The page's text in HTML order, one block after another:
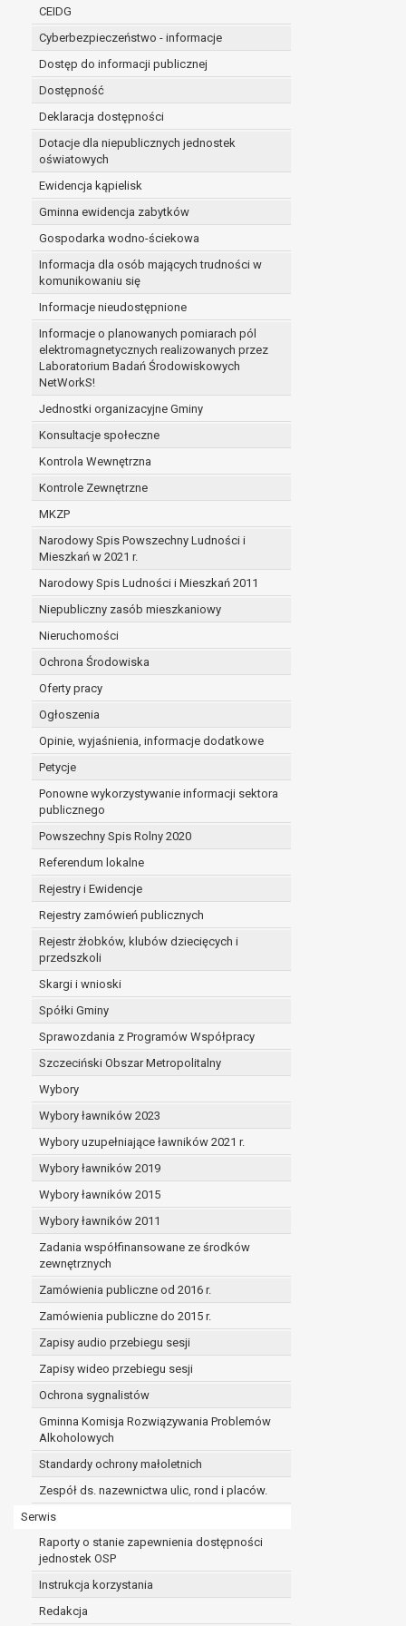
CEIDG
Cyberbezpieczeństwo - informacje
Dostęp do informacji publicznej
Dostępność
Deklaracja dostępności
Dotacje dla niepublicznych jednostek
oświatowych
Ewidencja kąpielisk
Gminna ewidencja zabytków
Gospodarka wodno-ściekowa
Informacja dla osób mających trudności w
komunikowaniu się
Informacje nieudostępnione
Informacje o planowanych pomiarach pól
elektromagnetycznych realizowanych przez
Laboratorium Badań Środowiskowych
NetWorkS!
Jednostki organizacyjne Gminy
Konsultacje społeczne
Kontrola Wewnętrzna
Kontrole Zewnętrzne
MKZP
Narodowy Spis Powszechny Ludności i
Mieszkań w 2021 r.
Narodowy Spis Ludności i Mieszkań 2011
Niepubliczny zasób mieszkaniowy
Nieruchomości
Ochrona Środowiska
Oferty pracy
Ogłoszenia
Opinie, wyjaśnienia, informacje dodatkowe
Petycje
Ponowne wykorzystywanie informacji sektora
publicznego
Powszechny Spis Rolny 2020
Referendum lokalne
Rejestry i Ewidencje
Rejestry zamówień publicznych
Rejestr żłobków, klubów dziecięcych i
przedszkoli
Skargi i wnioski
Spółki Gminy
Sprawozdania z Programów Współpracy
Szczeciński Obszar Metropolitalny
Wybory
Wybory ławników 2023
Wybory uzupełniające ławników 2021 r.
Wybory ławników 2019
Wybory ławników 2015
Wybory ławników 2011
Zadania współfinansowane ze środków
zewnętrznych
Zamówienia publiczne od 2016 r.
Zamówienia publiczne do 2015 r.
Zapisy audio przebiegu sesji
Zapisy wideo przebiegu sesji
Ochrona sygnalistów
Gminna Komisja Rozwiązywania Problemów
Alkoholowych
Standardy ochrony małoletnich
Zespół ds. nazewnictwa ulic, rond i placów.
Serwis
Raporty o stanie zapewnienia dostępności
jednostek OSP
Instrukcja korzystania
Redakcja
administratorowi bądź
niezbędność przetwarzania do celów
Z przyczyn związanych z Pani/Pana
on istnienie ważnych prawnie uzasadnionych
ustalenia, dochodzenia lub obrony roszczeń.
W przypadku gdy przetwarzanie danych osobowych
prawo do cofnięcia tej zgody w dowolnym momencie.
Przysługuje Pani/Panu prawo wniesienia skargi do
Organem właściwym do wniesienia skargi jest Prezes
W zależności od sfery, w której przetwarzane są
Pani/Pana dane nie będą poddawane